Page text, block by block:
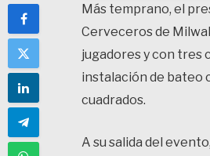
Más temprano, el
Cerveceros de
jugadores y con tres
instalación de bateo
cuadrados.
A su salida del